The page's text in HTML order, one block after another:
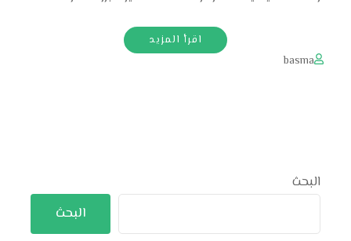
اقرأ المزيد
basma
البحث
البحث